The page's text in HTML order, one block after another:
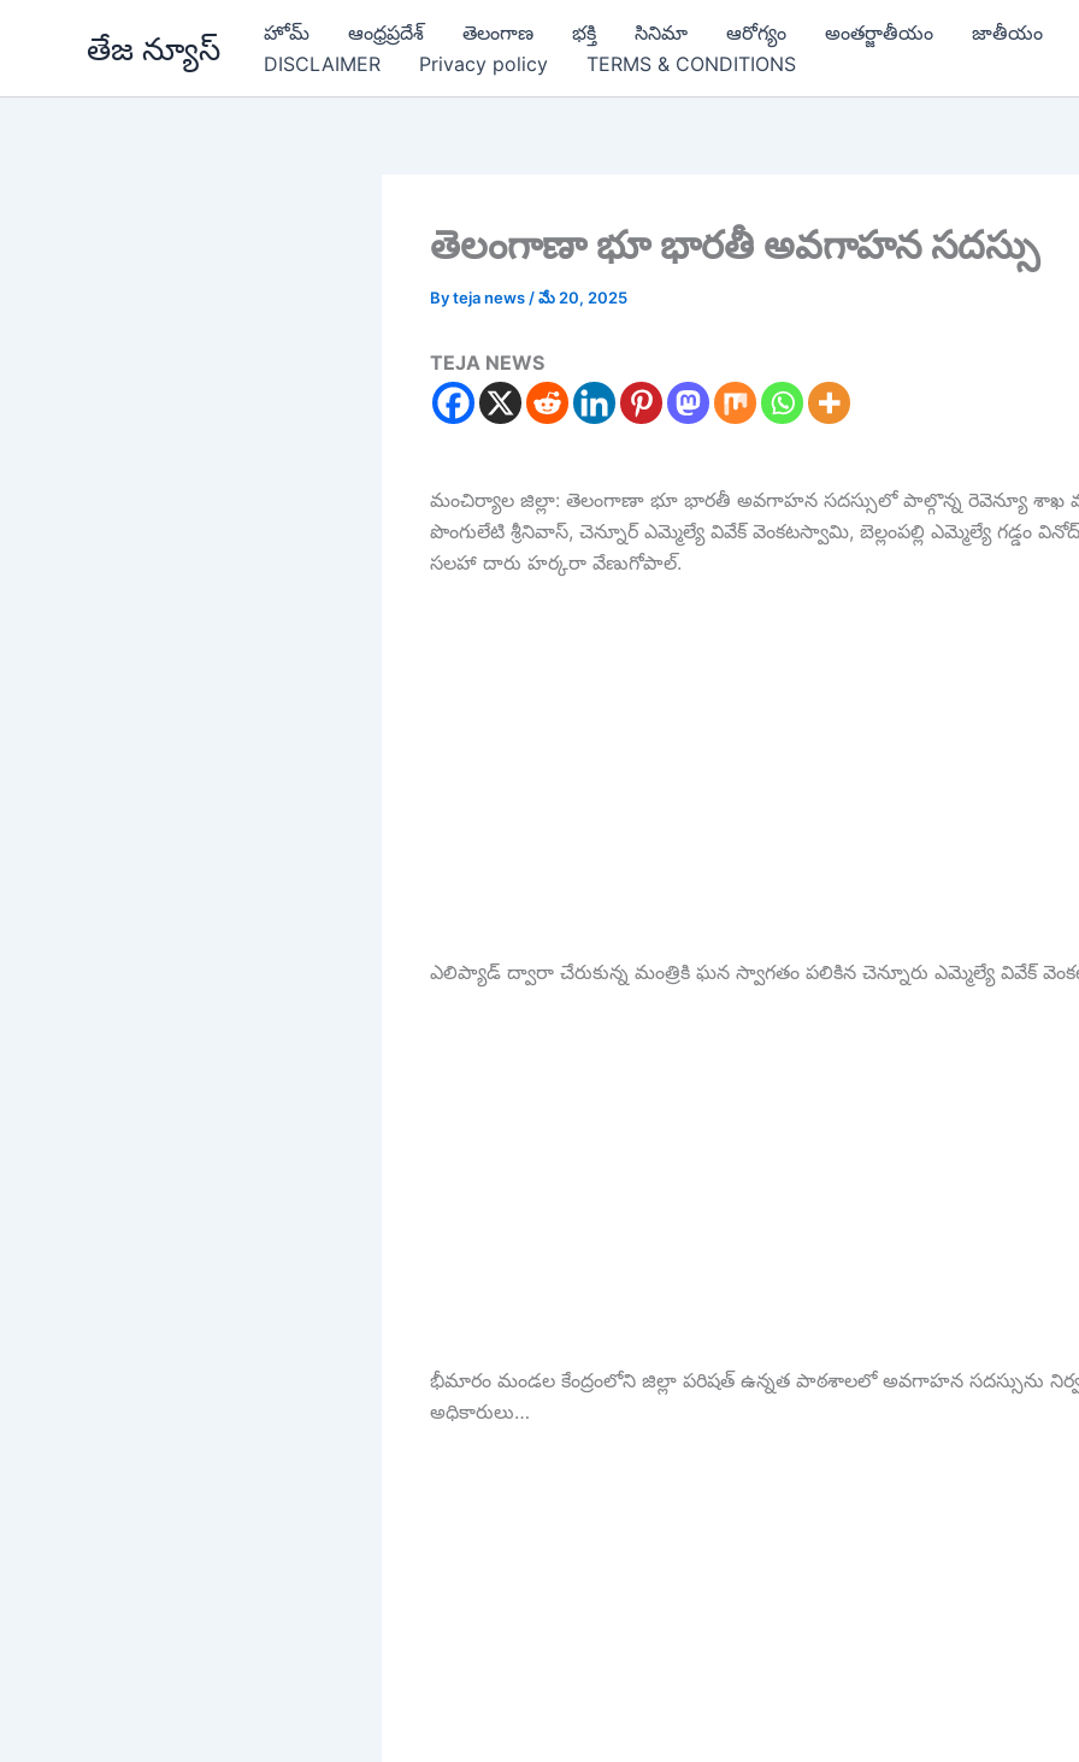
తేజ న్యూస్ హోమ్ ఆంధ్రప్రదేశ్ తెలంగాణ భక్తి సినిమా ఆరోగ్యం అంతర్జాతీయం
జాతీయం
DISCLAIMER
Privacy policy TERMS & CONDITIONS
తెలంగాణా భూ భారతీ అవగాహన సదస్సు
Byteja news /మే 20, 2025
TEJA NEWS
మంచిర్యాల జిల్లా: తెలంగాణా భూ భారతీ అవగాహన సదస్సులో పాల్గొన్న రెవెన్యూ శాఖ
పొంగులేటి శ్రీనివాస్, చెన్నూర్ ఎమ్మెల్యే వివేక్ వెంకటస్వామి, బెల్లంపల్లి ఎమ్మెల్యే గడ్డం
సలహా దారు హర్కరా వేణుగోపాల్.
ఎలిప్యాడ్ ద్వారా చేరుకున్న మంత్రికి ఘన స్వాగతం పలికిన చెన్నూరు ఎమ్మెల్యే వివేక్
భీమారం మండల కేంద్రంలోని జిల్లా పరిషత్ ఉన్నత పాఠశాలలో అవగాహన సదస్సును
అధికారులు…